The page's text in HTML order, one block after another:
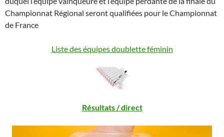
Championnat Régional seront qualifiées pour le Championnat
de France
Liste des équipes doublette féminin
Résultats / direct